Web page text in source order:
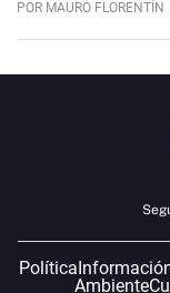
POR MAURO FLORENTÍN
Política
Ambiente